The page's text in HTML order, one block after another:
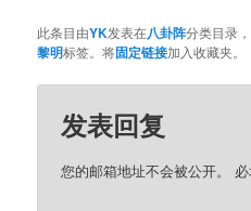
此条目由YK发表在八卦阵分类目录
黎明标签。将固定链接加入收藏夹。
发表回复
您的邮箱地址不会被公开。